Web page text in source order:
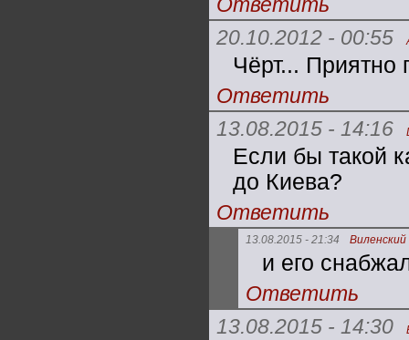
20.10.2012 - 00:55
Чёрт... Приятно
Ответить
13.08.2015 - 14:16
Если бы такой
до Киева?
Ответить
13.08.2015 - 21:34 Виленский
и его
Ответить
13.08.2015 - 14:30